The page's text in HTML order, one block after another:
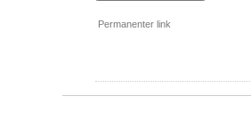
Permanenter link